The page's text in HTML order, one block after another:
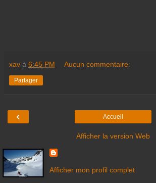
xav à 6:45 PM Aucun commentaire:
Partager
‹ Accueil
Afficher la version Web
Afficher mon profil complet